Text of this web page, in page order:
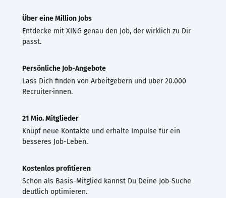
Über eine Million Jobs
Entdecke mit XING genau den Job, der wirklich zu Dir
passt.
Persönliche Job-Angebote
Lass Dich finden von Arbeitgebern und über 20.000
Recruiter·innen.
21 Mio. Mitglieder
Knüpf neue Kontakte und erhalte Impulse für ein
besseres Job-Leben.
Kostenlos profitieren
Schon als Basis-Mitglied kannst Du Deine Job-Suche
deutlich optimieren.